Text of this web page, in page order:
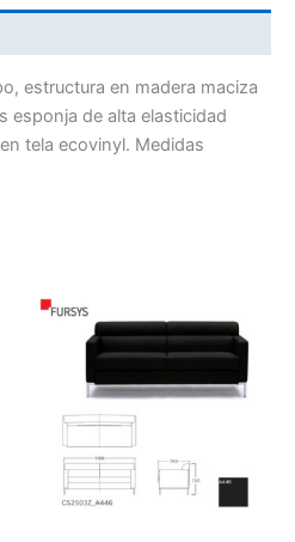
estructura en madera maciza
esponja de alta elasticidad
tela ecovinyl. Medidas
precio
original
$1.006.311.
precio
actual
$704.418.